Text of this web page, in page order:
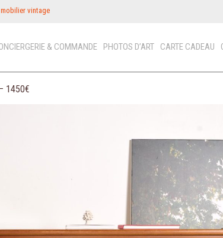
vintage
& COMMANDE PHOTOS D’ART CARTE CADEAU
1450€